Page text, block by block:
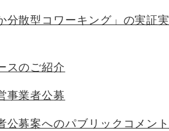
分散型コワーキング」の実証実
スのご紹介
事業者公募
募案へのパブリックコメント